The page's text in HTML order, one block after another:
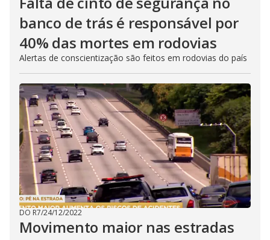
banco de trás é responsável por
40% das mortes em rodovias
Alertas de conscientização são feitos em rodovias do país
DO R7/24/12/2022
Movimento maior nas estradas